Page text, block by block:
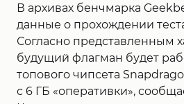
В архивах бенчмарка
данные о прохождении
Согласно представленным
будущий флагман будет
топового чипсета
с 6 ГБ «оперативки»,